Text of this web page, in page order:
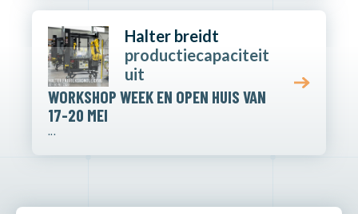
Halter breidt
productiecapaciteit
uit
WORKSHOP WEEK EN OPEN HUIS VAN
17-20 MEI
...